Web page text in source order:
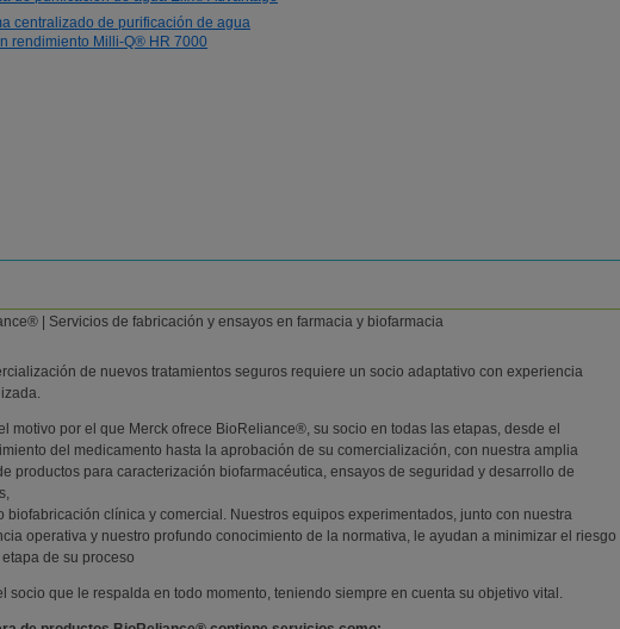
centralizado de purificación de agua
rendimiento Milli-Q® HR 7000
de nuevos tratamientos seguros requiere un socio adaptativo con experiencia
motivo por el que Merck ofrece BioReliance®, su socio en todas las etapas, desde el
del medicamento hasta la aprobación de su comercialización, con nuestra amplia
productos para caracterización biofarmacéutica, ensayos de seguridad y desarrollo de
biofabricación clínica y comercial. Nuestros equipos experimentados, junto con nuestra
operativa y nuestro profundo conocimiento de la normativa, le ayudan a minimizar el riesgo
de su proceso
socio que le respalda en todo momento, teniendo siempre en cuenta su objetivo vital.